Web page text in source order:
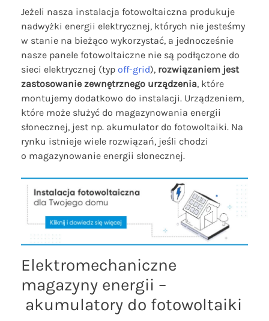
Jeżeli nasza instalacja fotowoltaiczna produkuje
nadwyżki energii elektrycznej, których nie jesteśmy
w stanie na bieżąco wykorzystać, a jednocześnie
nasze panele fotowoltaiczne nie są podłączone do
sieci elektrycznej (typ off-grid), rozwiązaniem jest
zastosowanie zewnętrznego urządzenia, które
montujemy dodatkowo do instalacji. Urządzeniem,
które może służyć do magazynowania energii
słonecznej, jest np. akumulator do fotowoltaiki. Na
rynku istnieje wiele rozwiązań, jeśli chodzi
o magazynowanie energii słonecznej.
Elektromechaniczne
magazyny energii –
akumulatory do fotowoltaiki